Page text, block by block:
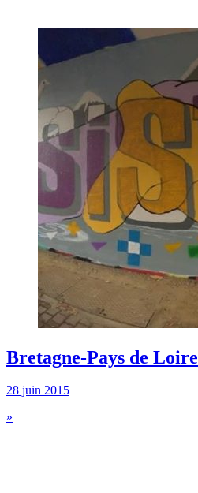
Bretagne-Pays de Loire
28 juin 2015
»